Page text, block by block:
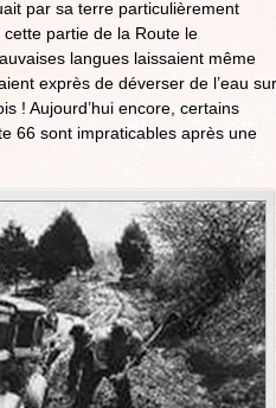
par sa terre particulièrement
partie de la Route le
langues laissaient même
exprès de déverser de l’eau sur
! Aujourd’hui encore, certains
66 sont impraticables après une